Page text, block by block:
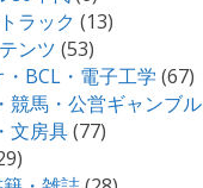
ラック (13)
ンツ (53)
BCL・電子工学 (67)
競馬・公営ギャンブル
文房具(77)